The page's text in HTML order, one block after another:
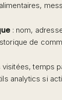
: nom,
de
visitées, temps
analytics si